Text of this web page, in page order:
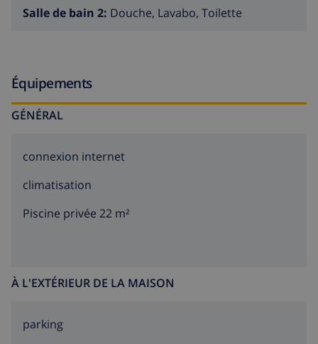
Salle de bain 2: Douche, Lavabo, Toilette
Équipements
GÉNÉRAL
connexion internet
climatisation
Piscine privée 22 m²
À L'EXTÉRIEUR DE LA MAISON
parking